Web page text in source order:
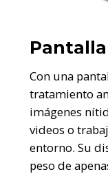
Con una
tratamiento
imágenes
videos o
entorno. Su
peso de